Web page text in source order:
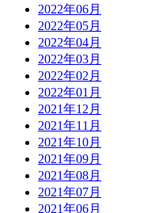
2022年06月
2022年05月
2022年04月
2022年03月
2022年02月
2022年01月
2021年12月
2021年11月
2021年10月
2021年09月
2021年08月
2021年07月
2021年06月